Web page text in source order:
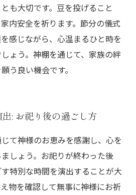
も大切です。豆を投げること
内安全を祈ります。節分の儀式
感じながら、心温まるひと時を
ょう。神棚を通じて、家族の絆
う良い機会です。
: お祀り後の過ごし方
て神様のお恵みを感謝し、心を
しょう。お祀りが終わった後
特別な時間を演出することが大
物を確認して無事に神様にお祈